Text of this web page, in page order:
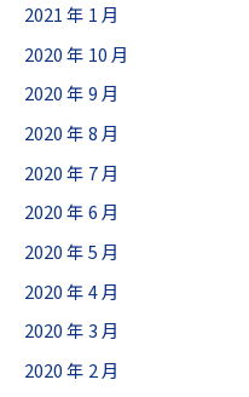
2021 年 1 月
2020 年 10 月
2020 年 9 月
2020 年 8 月
2020 年 7 月
2020 年 6 月
2020 年 5 月
2020 年 4 月
2020 年 3 月
2020 年 2 月